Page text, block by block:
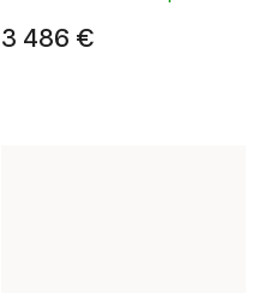
3 486 €